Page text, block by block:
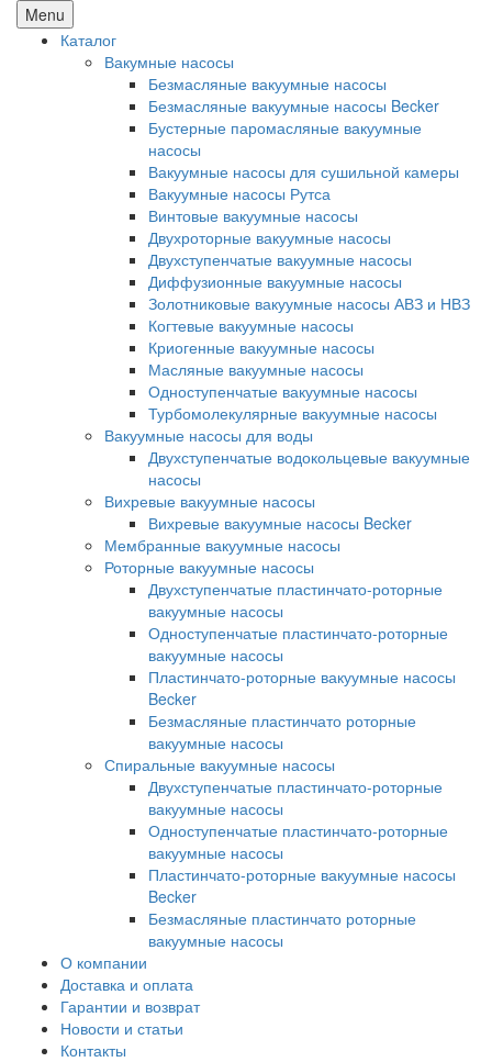
Menu
Каталог
Вакумные насосы
Безмасляные вакуумные насосы
Безмасляные вакуумные насосы Becker
Бустерные паромасляные вакуумные
насосы
Вакуумные насосы для сушильной камеры
Вакуумные насосы Рутса
Винтовые вакуумные насосы
Двухроторные вакуумные насосы
Двухступенчатые вакуумные насосы
Диффузионные вакуумные насосы
Золотниковые вакуумные насосы АВЗ и НВЗ
Когтевые вакуумные насосы
Криогенные вакуумные насосы
Масляные вакуумные насосы
Одноступенчатые вакуумные насосы
Турбомолекулярные вакуумные насосы
Вакуумные насосы для воды
Двухступенчатые водокольцевые вакуумные
насосы
Вихревые вакуумные насосы
Вихревые вакуумные насосы Becker
Мембранные вакуумные насосы
Роторные вакуумные насосы
Двухступенчатые пластинчато-роторные
вакуумные насосы
Одноступенчатые пластинчато-роторные
вакуумные насосы
Пластинчато-роторные вакуумные насосы
Becker
Безмасляные пластинчато роторные
вакуумные насосы
Спиральные вакуумные насосы
Двухступенчатые пластинчато-роторные
вакуумные насосы
Одноступенчатые пластинчато-роторные
вакуумные насосы
Пластинчато-роторные вакуумные насосы
Becker
Безмасляные пластинчато роторные
вакуумные насосы
О компании
Доставка и оплата
Гарантии и возврат
Новости и статьи
Контакты